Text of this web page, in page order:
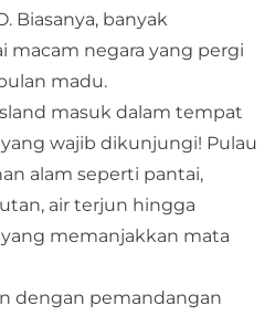
Biasanya, banyak
macam negara yang pergi
madu.
masuk dalam tempat
wajib dikunjungi! Pulau
alam seperti pantai,
air terjun hingga
memanjakkan mata
dengan pemandangan